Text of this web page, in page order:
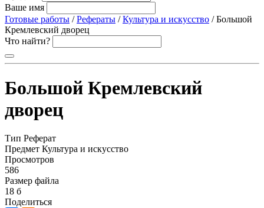
Ваше имя
Готовые работы /Рефераты /Культура и искусство / Большой
Кремлевский дворец
Что найти?
Большой Кремлевский
дворец
Тип Реферат
Предмет Культура и искусство
Просмотров
586
Размер файла
18 б
Поделиться